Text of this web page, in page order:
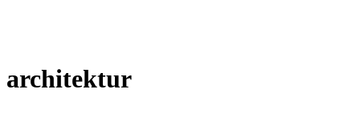
architektur